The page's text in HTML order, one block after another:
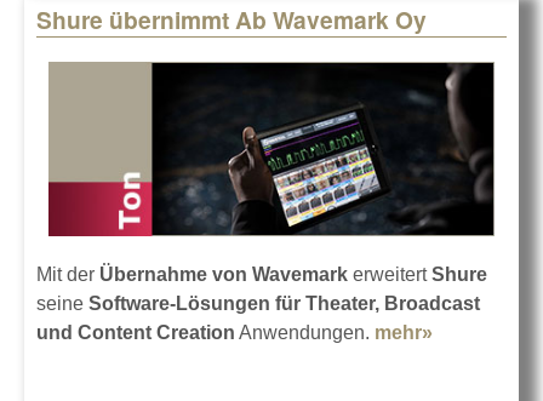
Shure übernimmt Ab Wavemark Oy
Mit der Übernahme von Wavemark erweitertShure
seine Software-Lösungen für Theater, Broadcast
und Content Creation Anwendungen. mehr»